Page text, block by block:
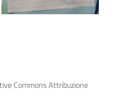
Commons Attribuzione